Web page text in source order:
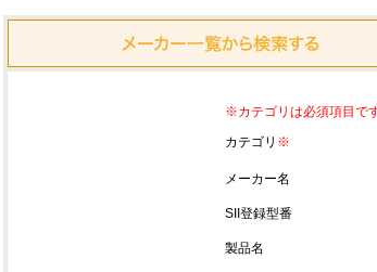
※カテゴリは必須項目です
カテゴリ ※
メーカー名
SII登録型番
製品名